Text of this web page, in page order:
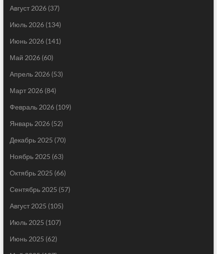
Август 2026(37)
Июль 2026(134)
Июнь 2026(141)
Май 2026(60)
Апрель 2026(53)
Март 2026(84)
Февраль 2026(109)
Январь 2026(52)
Декабрь 2025 (70)
Ноябрь 2025 (63)
Октябрь 2025 (66)
Сентябрь 2025 (57)
Август 2025 (105)
Июль 2025 (107)
Июнь 2025 (62)